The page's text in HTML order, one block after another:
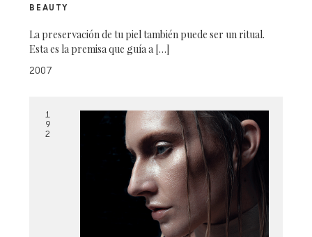
BEAUTY
La preservación de tu piel también puede ser un ritual.
Esta es la premisa que guía a […]
2007
1
9
2